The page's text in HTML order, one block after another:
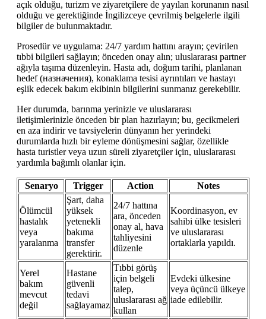
açık olduğu, turizm ve ziyaretçilere de yayılan korunanın nasıl
olduğu ve gerektiğinde İngilizceye çevrilmiş belgelerle ilgili
bilgiler de bulunmaktadır.
Prosedür ve uygulama: 24/7 yardım hattını arayın; çevirilen
tıbbi bilgileri sağlayın; önceden onay alın; uluslararası partner
ağıyla taşıma düzenleyin. Hasta adı, doğum tarihi, planlanan
hedef (назначения), konaklama tesisi ayrıntıları ve hastayı
eşlik edecek bakım ekibinin bilgilerini sunmanız gerekebilir.
Her durumda, barınma yerinizle ve uluslararası
iletişimlerinizle önceden bir plan hazırlayın; bu, gecikmeleri
en aza indirir ve tavsiyelerin dünyanın her yerindeki
durumlarda hızlı bir eyleme dönüşmesini sağlar, özellikle
hasta turistler veya uzun süreli ziyaretçiler için, uluslararası
yardımla bağımlı olanlar için.
Senaryo Trigger Action Notes
Ölümcül
hastalık
veya
yaralanma
Şart, daha
yüksek
yetenekli
bakıma
transfer
gerektirir.
24/7 hattına
ara, önceden
onay al, hava
tahliyesini
düzenle
Koordinasyon, ev
sahibi ülke tesisleri
ve uluslararası
ortaklarla yapıldı.
Yerel
bakım
mevcut
değil
Hastane
güvenli
tedavi
sağlayamaz
Tıbbi görüş
için belgeli
talep,
uluslararası ağ
kullan
Evdeki ülkesine
veya üçüncü ülkeye
iade edilebilir.